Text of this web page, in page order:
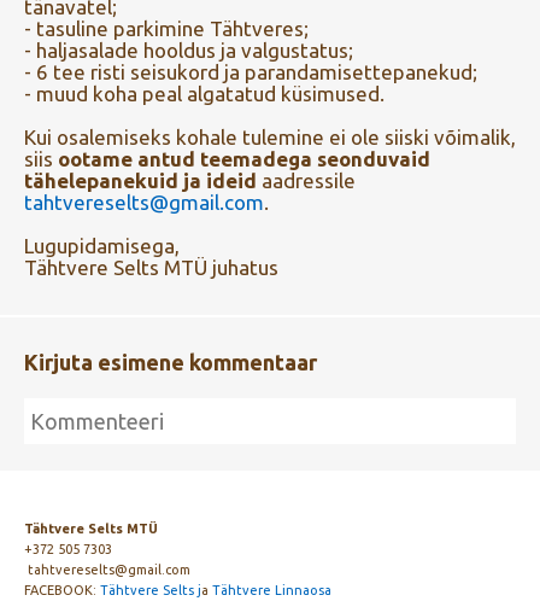
tänavatel;
- tasuline parkimine Tähtveres;
- haljasalade hooldus ja valgustatus;
- 6 tee risti seisukord ja parandamisettepanekud;
- muud koha peal algatatud küsimused.
Kui osalemiseks kohale tulemine ei ole siiski võimalik,
siis ootame antud teemadega seonduvaid
tähelepanekuid ja ideid aadressile
tahtvereselts@gmail.com.
Lugupidamisega,
Tähtvere Selts MTÜ juhatus
Kirjuta esimene kommentaar
Tähtvere Selts MTÜ
+372 505 7303
tahtvereselts@gmail.com
FACEBOOK: Tähtvere Selts ja Tähtvere Linnaosa